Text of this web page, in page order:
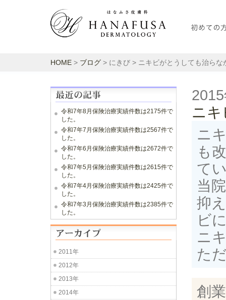
HOME > ブログ > にきび > ニキビがとうしても治らな
ニ
ニ
も
て
当
抑
ビ
ニ
た
創
令和7年8月保険治療実績件数は2175件で
した。
令和7年7月保険治療実績件数は2567件で
した。
令和7年6月保険治療実績件数は2672件で
した。
令和7年5月保険治療実績件数は2615件で
した。
令和7年4月保険治療実績件数は2425件で
した。
令和7年3月保険治療実績件数は2385件で
した。
2011年
2012年
2013年
2014年